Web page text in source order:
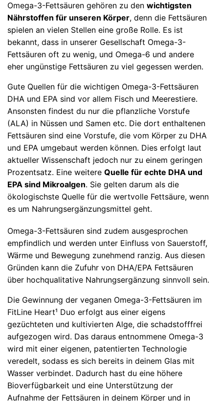
Omega-3-Fettsäuren gehören zu den wichtigsten
Nährstoffen für unseren Körper, denn die Fettsäuren
spielen an vielen Stellen eine große Rolle. Es ist
bekannt, dass in unserer Gesellschaft Omega-3-
Fettsäuren oft zu wenig, und Omega-6 und andere
eher ungünstige Fettsäuren zu viel gegessen werden.
Gute Quellen für die wichtigen Omega-3-Fettsäuren
DHA und EPA sind vor allem Fisch und Meerestiere.
Ansonsten findest du nur die pflanzliche Vorstufe
(ALA) in Nüssen und Samen etc. Die dort enthaltenen
Fettsäuren sind eine Vorstufe, die vom Körper zu DHA
und EPA umgebaut werden können. Dies erfolgt laut
aktueller Wissenschaft jedoch nur zu einem geringen
Prozentsatz. Eine weitere Quelle für echte DHA und
EPA sind Mikroalgen. Sie gelten darum als die
ökologischste Quelle für die wertvolle Fettsäure, wenn
es um Nahrungsergänzungsmittel geht.
Omega-3-Fettsäuren sind zudem ausgesprochen
empfindlich und werden unter Einfluss von Sauerstoff,
Wärme und Bewegung zunehmend ranzig. Aus diesen
Gründen kann die Zufuhr von DHA/EPA Fettsäuren
über hochqualitative Nahrungsergänzung sinnvoll sein.
Die Gewinnung der veganen Omega-3-Fettsäuren im
FitLine Heart¹ Duo erfolgt aus einer eigens
gezüchteten und kultivierten Alge, die schadstofffrei
aufgezogen wird. Das daraus entnommene Omega-3
wird mit einer eigenen, patentierten Technologie
veredelt, sodass es sich bereits in deinem Glas mit
Wasser verbindet. Dadurch hast du eine höhere
Bioverfügbarkeit und eine Unterstützung der
Aufnahme der Fettsäuren in deinem Körper und in